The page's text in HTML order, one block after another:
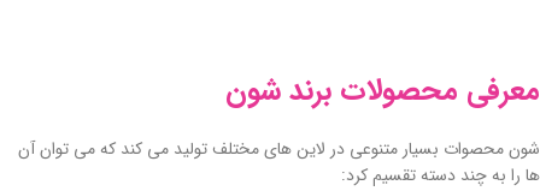
معرفی محصولات برند شون
شون محصوات بسیار متنوعی در لاین های مختلف تولید می کند که می توان آن
ها را به چند دسته تقسیم کرد: